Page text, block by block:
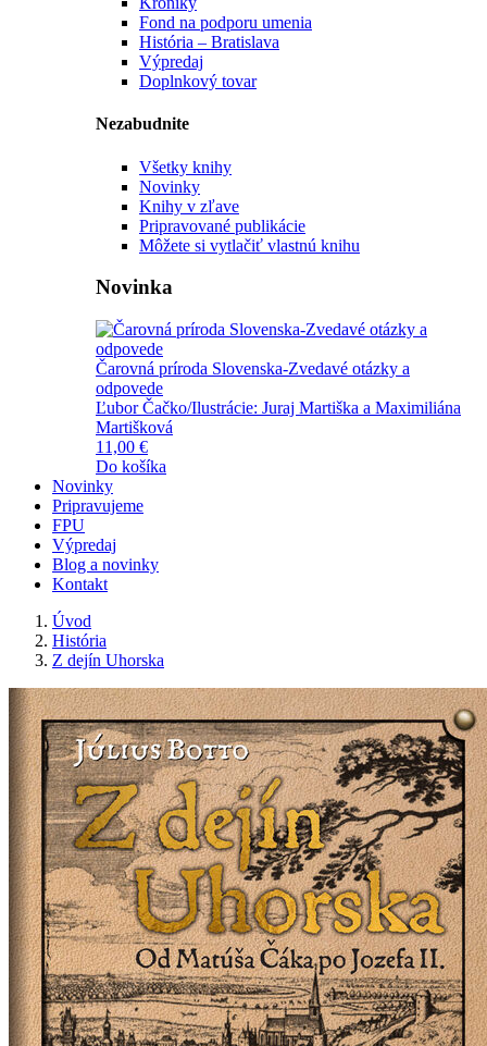
Fond na podporu umenia
História – Bratislava
Výpredaj
Doplnkový tovar
Nezabudnite
Všetky knihy
Novinky
Knihy v zľave
Pripravované publikácie
Môžete si vytlačiť vlastnú knihu
Novinka
Čarovná príroda Slovenska-Zvedavé otázky a
odpovede
Ľubor Čačko/Ilustrácie: Juraj Martiška a Maximiliána
Martišková
11,00 €
Do košíka
Novinky
Pripravujeme
FPU
Výpredaj
Blog a novinky
Kontakt
Úvod
História
Z dejín Uhorska